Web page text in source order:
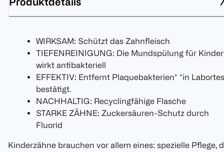
WIRKSAM: Schützt das Zahnfleisch
TIEFENREINIGUNG: Die Mundspülung für Kinder
wirkt antibakteriell
EFFEKTIV: Entfernt Plaquebakterien* *in
bestätigt.
NACHHALTIG: Recyclingfähige Flasche
STARKE ZÄHNE: Zuckersäuren-Schutz durch
Fluorid
Kinderzähne brauchen vor allem eines: spezielle Pflege,